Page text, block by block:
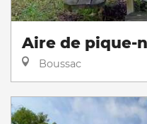
Aire de pique-
Boussac